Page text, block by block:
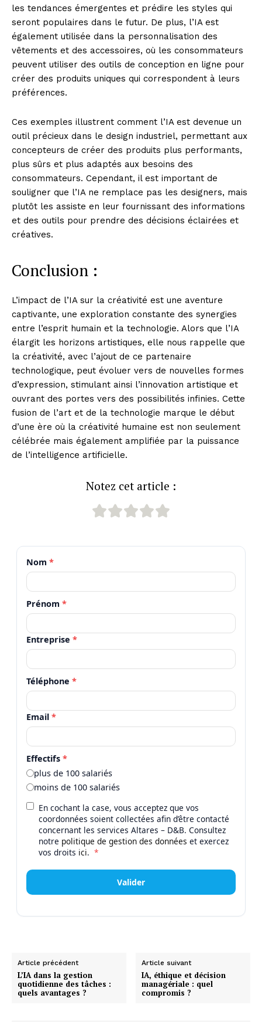
les tendances émergentes et prédire les styles qui
seront populaires dans le futur. De plus, l’IA est
également utilisée dans la personnalisation des
vêtements et des accessoires, où les consommateurs
peuvent utiliser des outils de conception en ligne pour
créer des produits uniques qui correspondent à leurs
préférences.
Ces exemples illustrent comment l’IA est devenue un
outil précieux dans le design industriel, permettant aux
concepteurs de créer des produits plus performants,
plus sûrs et plus adaptés aux besoins des
consommateurs. Cependant, il est important de
souligner que l’IA ne remplace pas les designers, mais
plutôt les assiste en leur fournissant des informations
et des outils pour prendre des décisions éclairées et
créatives.
Conclusion :
L’impact de l’IA sur la créativité est une aventure
captivante, une exploration constante des synergies
entre l’esprit humain et la technologie. Alors que l’IA
élargit les horizons artistiques, elle nous rappelle que
la créativité, avec l’ajout de ce partenaire
technologique, peut évoluer vers de nouvelles formes
d’expression, stimulant ainsi l’innovation artistique et
ouvrant des portes vers des possibilités infinies. Cette
fusion de l’art et de la technologie marque le début
d’une ère où la créativité humaine est non seulement
célébrée mais également amplifiée par la puissance
de l’intelligence artificielle.
Notez cet article :
Nom *
Prénom *
Entreprise *
Téléphone *
Email *
Effectifs *
plus de 100 salariés
moins de 100 salariés
En cochant la case, vous acceptez que vos
coordonnées soient collectées afin d’être contacté
concernant les services Altares – D&B. Consultez
notre politique de gestion des données et exercez
vos droits ici. *
Valider
Article précédent
L’IA dans la gestion
quotidienne des tâches :
quels avantages ?
Article suivant
IA, éthique et décision
managériale : quel
compromis ?